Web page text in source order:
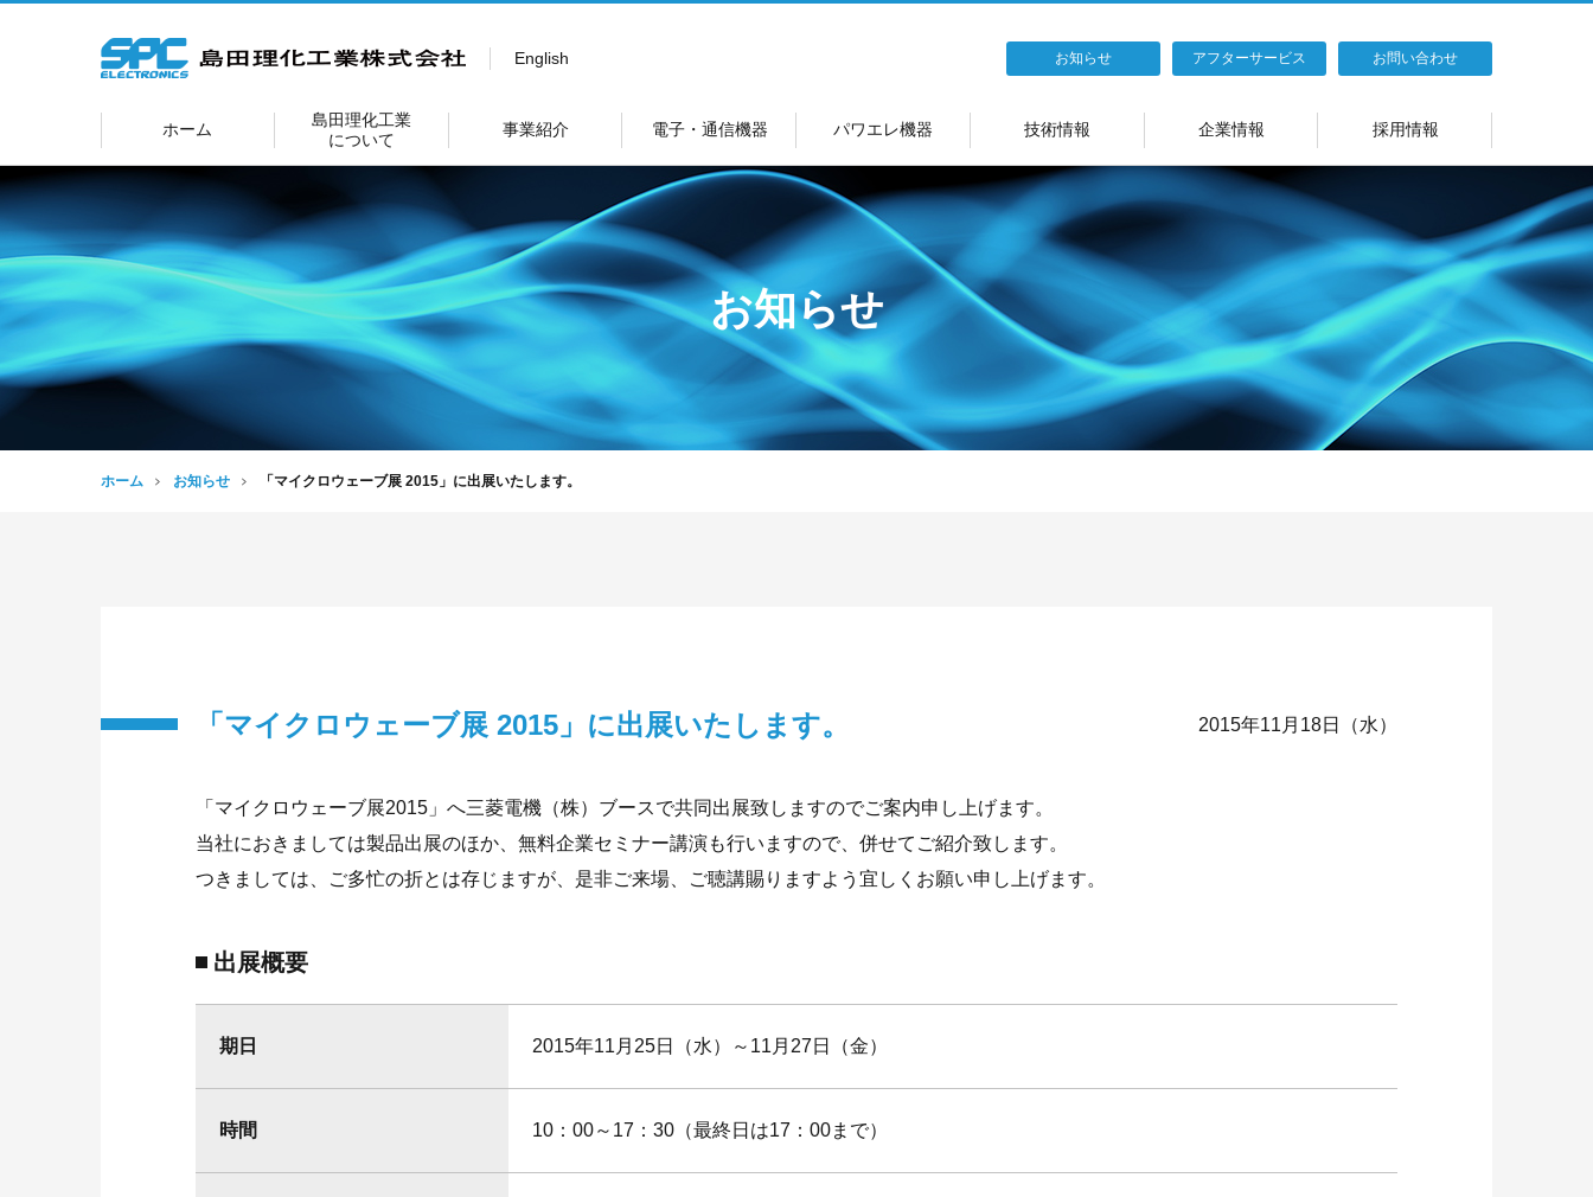
English お知らせ アフターサービス お問い合わせ
ホーム
島田理化工業
について
事業紹介 電子・通信機器 パワエレ機器 技術情報 企業情報 採用情報
お知らせ
ホーム お知らせ 「マイクロウェーブ展 2015」に出展いたします。
「マイクロウェーブ展 2015」に出展いたします。 2015年11月18日（水）
「マイクロウェーブ展2015」へ三菱電機（株）ブースで共同出展致しますのでご案内申し上げます。
当社におきましては製品出展のほか、無料企業セミナー講演も行いますので、併せてご紹介致します。
つきましては、ご多忙の折とは存じますが、是非ご来場、ご聴講賜りますよう宜しくお願い申し上げます。
出展概要
期日 2015年11月25日（水）～11月27日（金）
時間 10：00～17：30（最終日は17：00まで）